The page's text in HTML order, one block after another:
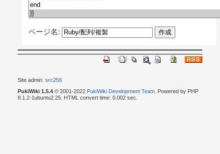
ページ名:
Site admin: src256
PukiWiki 1.5.4© 2001-2022 PukiWiki Development Team. Powered by PHP
8.1.2-1ubuntu2.25. HTML convert time: 0.002 sec.